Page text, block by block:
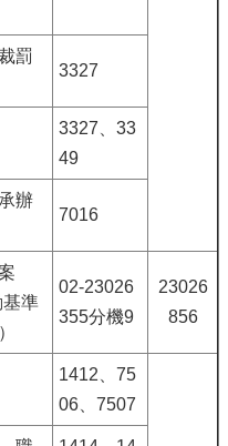
罰
3327
3327、33
49
辦
7016
準
02-23026
355分機9
23026
856
1412、75
06、7507